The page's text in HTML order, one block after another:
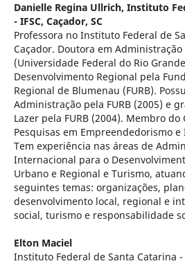
Danielle Regina Ullrich, Instituto
- IFSC, Caçador, SC
Professora no Instituto Federal de
Caçador. Doutora em Administração
(Universidade Federal do Rio
Desenvolvimento Regional pela
Regional de Blumenau (FURB).
Administração pela FURB (2005) e
Lazer pela FURB (2004). Membro
Pesquisas em Empreendedorismo e
Tem experiência nas áreas de
Internacional para o
Urbano e Regional e Turismo,
seguintes temas: organizações,
desenvolvimento local, regional e
social, turismo e responsabilidade
Elton Maciel
Instituto Federal de Santa Catarina -